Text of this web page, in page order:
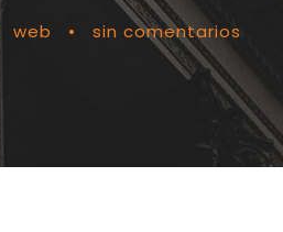
web • sin comentarios